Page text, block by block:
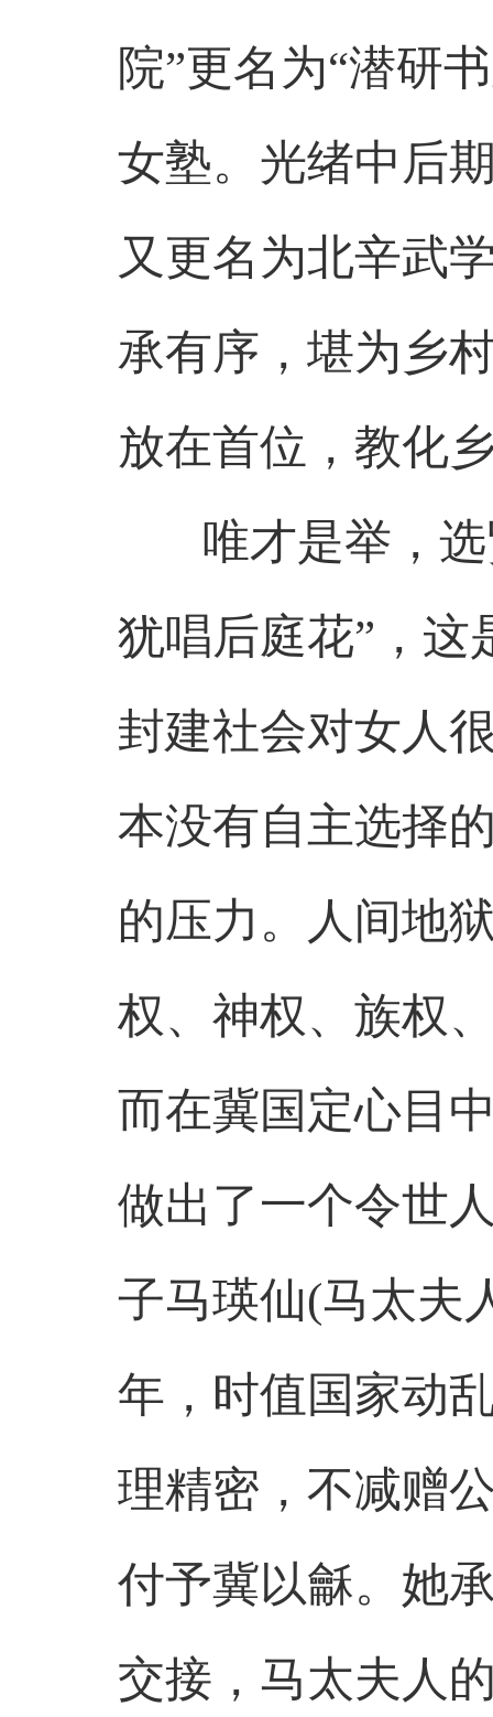
院”更名为“潜研
女塾。光绪中后
又更名为北辛武
承有序，堪为乡
放在首位，教化
唯才是举，选
犹唱后庭花”，这
封建社会对女人
本没有自主选择
的压力。人间地
权、神权、族权
而在冀国定心目
做出了一个令世
子马瑛仙(马太夫
年，时值国家动
理精密，不减赠
付予冀以龢。她
交接，马太夫人